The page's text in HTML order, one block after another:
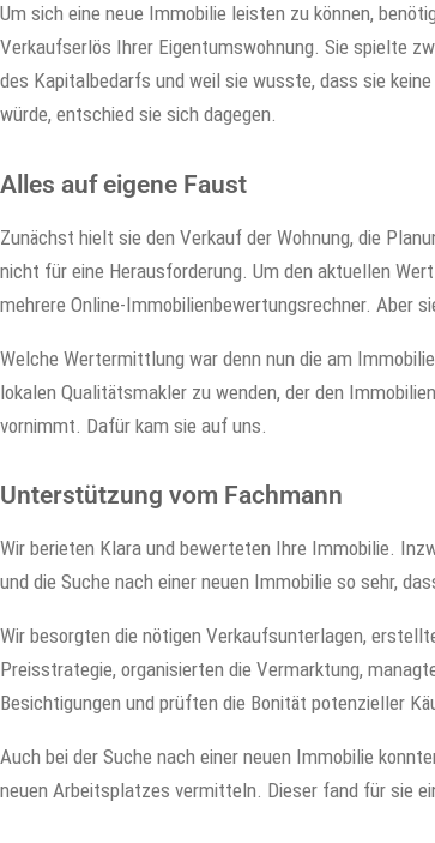
Um sich eine neue Immobilie leisten zu können,
Verkaufserlös Ihrer Eigentumswohnung. Sie spielte
des Kapitalbedarfs und weil sie wusste, dass sie
würde, entschied sie sich dagegen.
Alles auf eigene Faust
Zunächst hielt sie den Verkauf der Wohnung, die
nicht für eine Herausforderung. Um den aktuellen
mehrere Online-Immobilienbewertungsrechner. Aber
Welche Wertermittlung war denn nun die am
lokalen Qualitätsmakler zu wenden, der den
vornimmt. Dafür kam sie auf uns.
Unterstützung vom Fachmann
Wir berieten Klara und bewerteten Ihre Immobilie.
und die Suche nach einer neuen Immobilie so sehr,
Wir besorgten die nötigen Verkaufsunterlagen,
Preisstrategie, organisierten die Vermarktung,
Besichtigungen und prüften die Bonität potenzieller
Auch bei der Suche nach einer neuen Immobilie
neuen Arbeitsplatzes vermitteln. Dieser fand für sie